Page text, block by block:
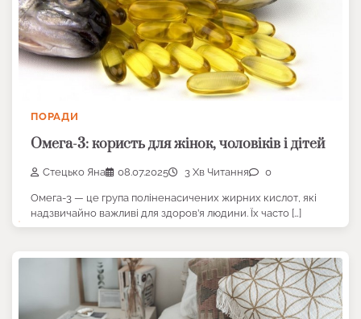
ПОРАДИ
Омега-3: користь для жінок, чоловіків і дітей
Стецько Яна 08.07.2025 3 Хв Читання 0
Омега-3 — це група поліненасичених жирних кислот, які
надзвичайно важливі для здоров’я людини. Їх часто […]